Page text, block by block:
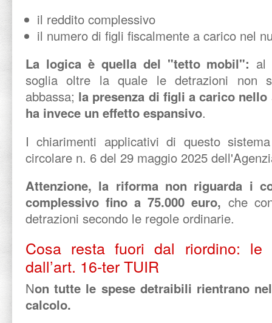
il reddito complessivo
il numero di figli fiscalmente a carico nel
La logica è quella del "tetto mobil": al
soglia oltre la quale le detrazioni non
abbassa; la presenza di figli a carico
ha invece un effetto espansivo.
I chiarimenti applicativi di questo
circolare n. 6 del 29 maggio 2025
Attenzione, la riforma non riguarda i
complessivo fino a 75.000 euro, che
detrazioni secondo le regole ordinarie.
Cosa resta fuori dal riordino: le
dall’art. 16-ter TUIR
Non tutte le spese detraibili rientrano
calcolo.